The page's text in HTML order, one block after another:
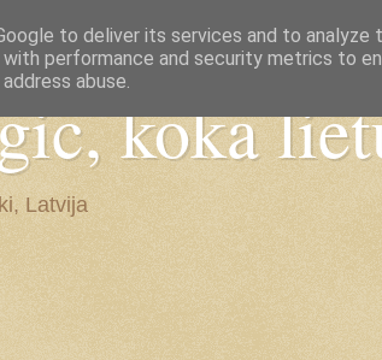
koka
Latvija
to deliver its services and to analyze
with performance and security metrics to
abuse.